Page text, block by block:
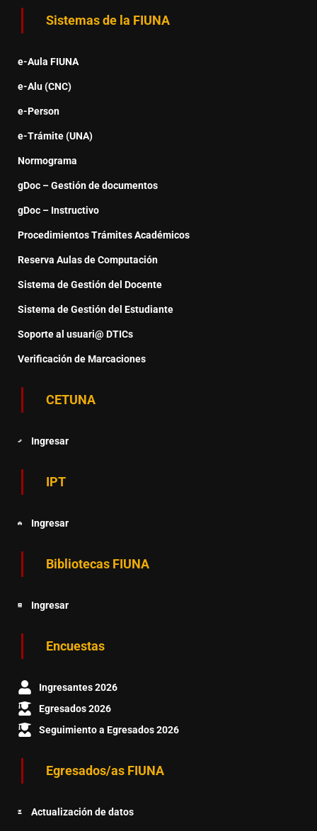
Sistemas de la FIUNA
e-Aula FIUNA
e-Alu (CNC)
e-Person
e-Trámite (UNA)
Normograma
gDoc – Gestión de documentos
gDoc – Instructivo
Procedimientos Trámites Académicos
Reserva Aulas de Computación
Sistema de Gestión del Docente
Sistema de Gestión del Estudiante
Soporte al usuari@ DTICs
Verificación de Marcaciones
CETUNA
Ingresar
IPT
Ingresar
Bibliotecas FIUNA
Ingresar
Encuestas
Ingresantes 2026
Egresados 2026
Seguimiento a Egresados 2026
Egresados/as FIUNA
Actualización de datos